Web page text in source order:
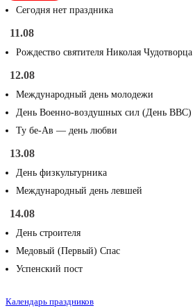
Сегодня нет праздника
11.08
Рождество святителя Николая Чудотворца
12.08
Международный день молодежи
День Военно-воздушных сил (День ВВС)
Ту бе-Ав — день любви
13.08
День физкультурника
Международный день левшей
14.08
День строителя
Медовый (Первый) Спас
Успенский пост
Календарь праздников